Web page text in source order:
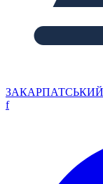
ЗАКАРПАТСЬКИЙ
f